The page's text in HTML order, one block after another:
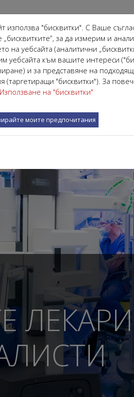
ЗА НАС ЗА ПАЦИЕНТА
ЛЕКАРИ
използва "бисквитки". С Ваше
„бисквитките”, за да измерим и
на уебсайта (аналитични
уебсайта към вашите интереси
и за представяне на
(таргетиращи "бисквитки"). За
Използване на "бисквитки"
моите предпочитания